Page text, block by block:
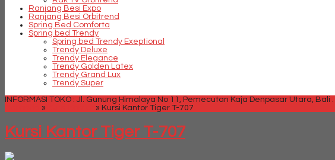
Ranjang Besi Expo
Ranjang Besi Orbitrend
Spring Bed Comforta
Spring bed Trendy
Spring bed Trendy Exeptional
Trendy Deluxe
Trendy Elegance
Trendy Golden Latex
Trendy Grand Lux
Trendy Super
INFORMASI TOKO : Jl. Gunung Himalaya No 11, Pemecutan Kaja Denpasar Utara, Bali .
» » Kursi Kantor Tiger T-707
Kursi Kantor Tiger T-707